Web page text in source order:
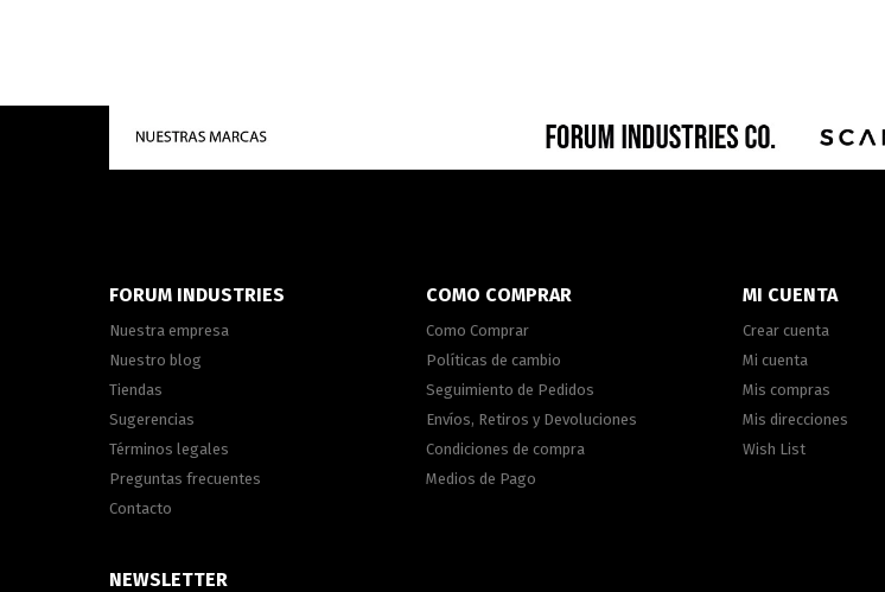
FORUM INDUSTRIES
Nuestra empresa
Nuestro blog
Tiendas
Sugerencias
Términos legales
Preguntas frecuentes
Contacto
COMO COMPRAR
Como Comprar
Políticas de cambio
Seguimiento de Pedidos
Envíos, Retiros y Devoluciones
Condiciones de compra
Medios de Pago
MI CUENTA
Crear cuenta
Mi cuenta
Mis compras
Mis direcciones
Wish List
NEWSLETTER